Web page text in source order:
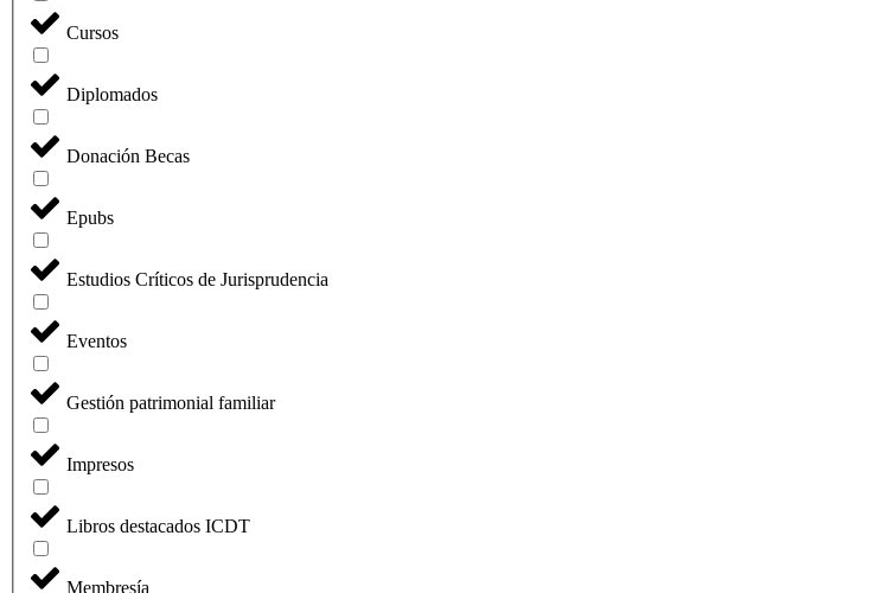
Cursos
Diplomados
Donación Becas
Epubs
Estudios Críticos de Jurisprudencia
Eventos
Gestión patrimonial familiar
Impresos
Libros destacados ICDT
Membresía